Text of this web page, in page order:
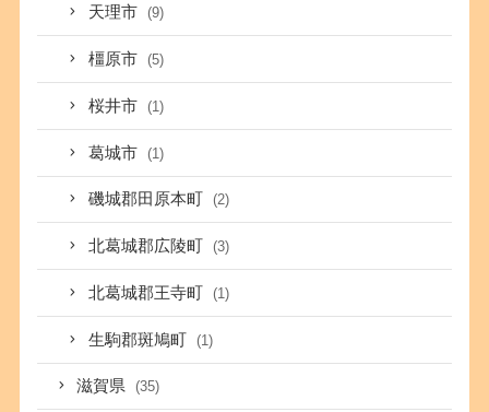
天理市 (9)
橿原市 (5)
桜井市 (1)
葛城市 (1)
磯城郡田原本町 (2)
北葛城郡広陵町 (3)
北葛城郡王寺町 (1)
生駒郡斑鳩町 (1)
滋賀県 (35)